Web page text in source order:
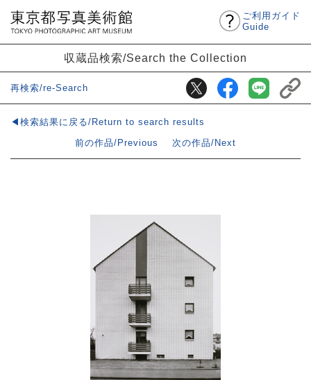
ご利用ガイド
Guide
収蔵品検索/Search the Collection
再検索/re-Search
◀検索結果に戻る/Return to search results
前の作品/Previous
次の作品/Next